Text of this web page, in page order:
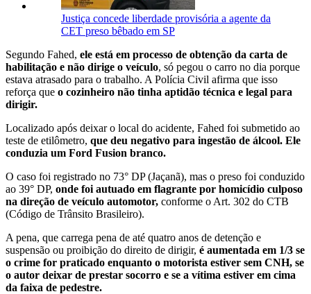
Justiça concede liberdade provisória a agente da
CET preso bêbado em SP
Segundo Fahed, ele está em processo de obtenção da carta de
habilitação e não dirige o veículo, só pegou o carro no dia porque
estava atrasado para o trabalho. A Polícia Civil afirma que isso
reforça que o cozinheiro não tinha aptidão técnica e legal para
dirigir.
Localizado após deixar o local do acidente, Fahed foi submetido ao
teste de etilômetro, que deu negativo para ingestão de álcool. Ele
conduzia um Ford Fusion branco.
O caso foi registrado no 73° DP (Jaçanã), mas o preso foi conduzido
ao 39° DP, onde foi autuado em flagrante por homicídio culposo
na direção de veículo automotor, conforme o Art. 302 do CTB
(Código de Trânsito Brasileiro).
A pena, que carrega pena de até quatro anos de detenção e
suspensão ou proibição do direito de dirigir, é aumentada em 1/3 se
o crime for praticado enquanto o motorista estiver sem CNH, se
o autor deixar de prestar socorro e se a vítima estiver em cima
da faixa de pedestre.